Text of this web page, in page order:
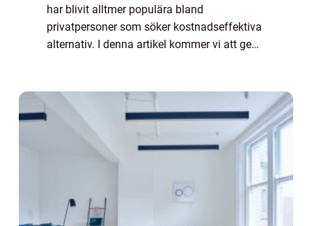
har blivit alltmer populära bland
privatpersoner som söker kostnadseffektiva
alternativ. I denna artikel kommer vi att ge